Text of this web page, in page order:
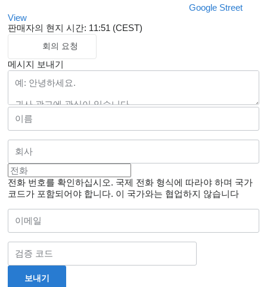
Google Street
View
판매자의 현지 시간: 11:51 (CEST)
회의 요청
메시지 보내기
전화 번호를 확인하십시오. 국제 전화 형식에 따라야 하며 국가
코드가 포함되어야 합니다. 이 국가와는 협업하지 않습니다